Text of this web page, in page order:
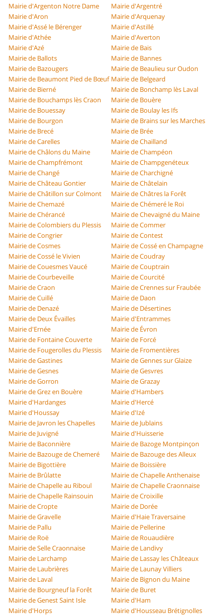
Mairie d'Argenton Notre Dame
Mairie d'Argentré
Mairie d'Aron
Mairie d'Arquenay
Mairie d'Assé le Bérenger
Mairie d'Astillé
Mairie d'Athée
Mairie d'Averton
Mairie d'Azé
Mairie de Bais
Mairie de Ballots
Mairie de Bannes
Mairie de Bazougers
Mairie de Beaulieu sur Oudon
Mairie de Beaumont Pied de Bœuf Mairie de Belgeard
Mairie de Bierné
Mairie de Bonchamp lès Laval
Mairie de Bouchamps lès Craon
Mairie de Bouère
Mairie de Bouessay
Mairie de Boulay les Ifs
Mairie de Bourgon
Mairie de Brains sur les Marches
Mairie de Brecé
Mairie de Brée
Mairie de Carelles
Mairie de Chailland
Mairie de Châlons du Maine
Mairie de Champéon
Mairie de Champfrémont
Mairie de Champgenéteux
Mairie de Changé
Mairie de Charchigné
Mairie de Château Gontier
Mairie de Châtelain
Mairie de Châtillon sur Colmont
Mairie de Châtres la Forêt
Mairie de Chemazé
Mairie de Chémeré le Roi
Mairie de Chérancé
Mairie de Chevaigné du Maine
Mairie de Colombiers du Plessis
Mairie de Commer
Mairie de Congrier
Mairie de Contest
Mairie de Cosmes
Mairie de Cossé en Champagne
Mairie de Cossé le Vivien
Mairie de Coudray
Mairie de Couesmes Vaucé
Mairie de Couptrain
Mairie de Courbeveille
Mairie de Courcité
Mairie de Craon
Mairie de Crennes sur Fraubée
Mairie de Cuillé
Mairie de Daon
Mairie de Denazé
Mairie de Désertines
Mairie de Deux Évailles
Mairie d'Entrammes
Mairie d'Ernée
Mairie de Évron
Mairie de Fontaine Couverte
Mairie de Forcé
Mairie de Fougerolles du Plessis
Mairie de Fromentières
Mairie de Gastines
Mairie de Gennes sur Glaize
Mairie de Gesnes
Mairie de Gesvres
Mairie de Gorron
Mairie de Grazay
Mairie de Grez en Bouère
Mairie d'Hambers
Mairie d'Hardanges
Mairie d'Hercé
Mairie d'Houssay
Mairie d'Izé
Mairie de Javron les Chapelles
Mairie de Jublains
Mairie de Juvigné
Mairie d'Huisserie
Mairie de Baconnière
Mairie de Bazoge Montpinçon
Mairie de Bazouge de Chemeré
Mairie de Bazouge des Alleux
Mairie de Bigottière
Mairie de Boissière
Mairie de Brûlatte
Mairie de Chapelle Anthenaise
Mairie de Chapelle au Riboul
Mairie de Chapelle Craonnaise
Mairie de Chapelle Rainsouin
Mairie de Croixille
Mairie de Cropte
Mairie de Dorée
Mairie de Gravelle
Mairie d'Haie Traversaine
Mairie de Pallu
Mairie de Pellerine
Mairie de Roë
Mairie de Rouaudière
Mairie de Selle Craonnaise
Mairie de Landivy
Mairie de Larchamp
Mairie de Lassay les Châteaux
Mairie de Laubrières
Mairie de Launay Villiers
Mairie de Laval
Mairie de Bignon du Maine
Mairie de Bourgneuf la Forêt
Mairie de Buret
Mairie de Genest Saint Isle
Mairie d'Ham
Mairie d'Horps
Mairie d'Housseau Brétignolles